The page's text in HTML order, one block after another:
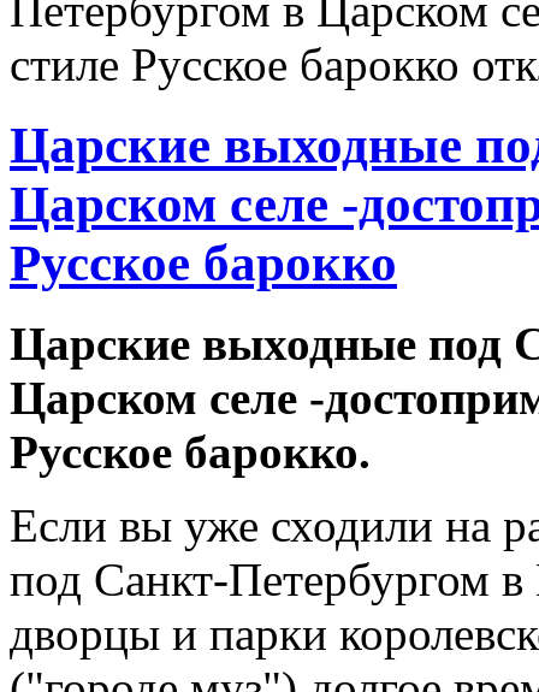
Петербургом в Царском
стиле Русское барокко
Царские выходные
Царском селе -
Русское барокко
Царские выходные под
Царском селе -
Русское барокко.
Если вы уже сходили на
под Санкт-Петербургом
дворцы и парки